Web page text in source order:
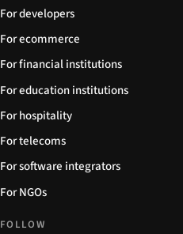
For developers
For ecommerce
For financial institutions
For education institutions
For hospitality
For telecoms
For software integrators
For NGOs
FOLLOW